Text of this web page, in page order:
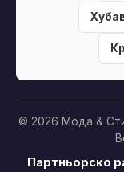
© 2026 Мода &
Партньорско